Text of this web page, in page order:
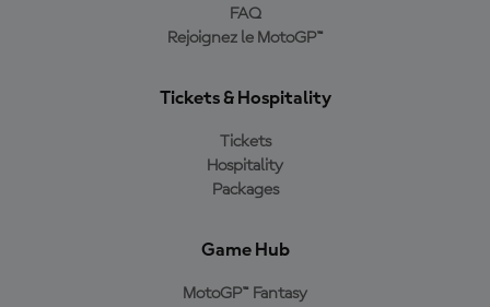
FAQ
Rejoignez le MotoGP™
Tickets & Hospitality
Tickets
Hospitality
Packages
Game Hub
MotoGP™ Fantasy